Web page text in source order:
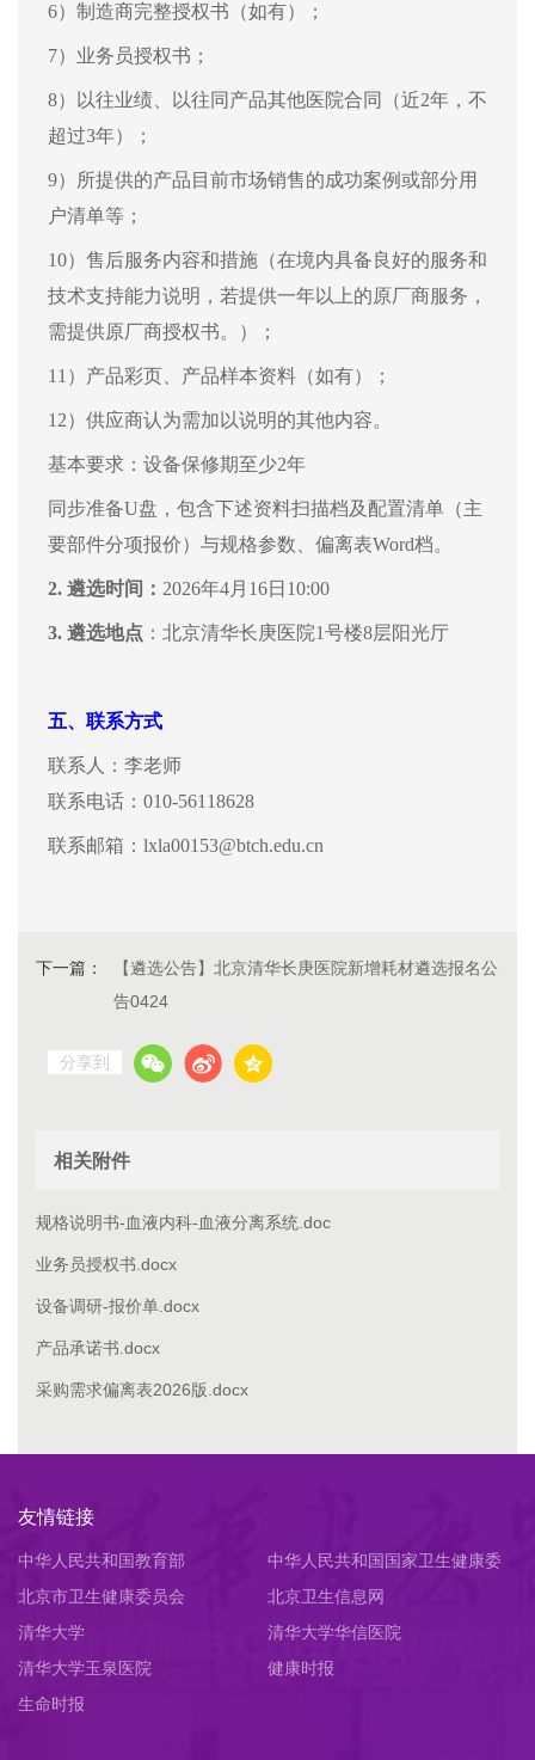
6）制造商完整授权书（如有）；
7）业务员授权书；
8）以往业绩、以往同产品其他医院合同（近2年，不
超过3年）；
9）所提供的产品目前市场销售的成功案例或部分用
户清单等；
10）售后服务内容和措施（在境内具备良好的服务和
技术支持能力说明，若提供一年以上的原厂商服务，
需提供原厂商授权书。）；
11）产品彩页、产品样本资料（如有）；
12）供应商认为需加以说明的其他内容。
基本要求：设备保修期至少2年
同步准备U盘，包含下述资料扫描档及配置清单（主
要部件分项报价）与规格参数、偏离表Word档。
2. 遴选时间： 2026年4月 16日10:00
3. 遴选地点 ：北京清华长庚医院1号楼8层阳光厅
五、 联系方式
联系人： 李老师
联系电话： 010-56118628
联系邮箱： lxla00153@btch.edu.cn
下一篇：
【遴选公告】北京清华长庚医院新增耗材遴选报名公
告0424
分享到
相关附件
规格说明书-血液内科-血液分离系统.doc
业务员授权书.docx
设备调研-报价单.docx
产品承诺书.docx
采购需求偏离表2026版.docx
友情链接
中华人民共和国教育部
中华人民共和国国家卫生健康委
员会
北京市卫生健康委员会
北京卫生信息网
清华大学
清华大学华信医院
清华大学玉泉医院
健康时报
生命时报